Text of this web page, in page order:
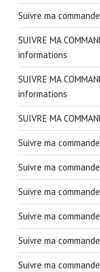
Suivre ma
SUIVRE MA
informations
SUIVRE MA
informations
SUIVRE MA
Suivre ma commande
Suivre ma
Suivre ma
Suivre ma
Suivre ma
Suivre ma commande